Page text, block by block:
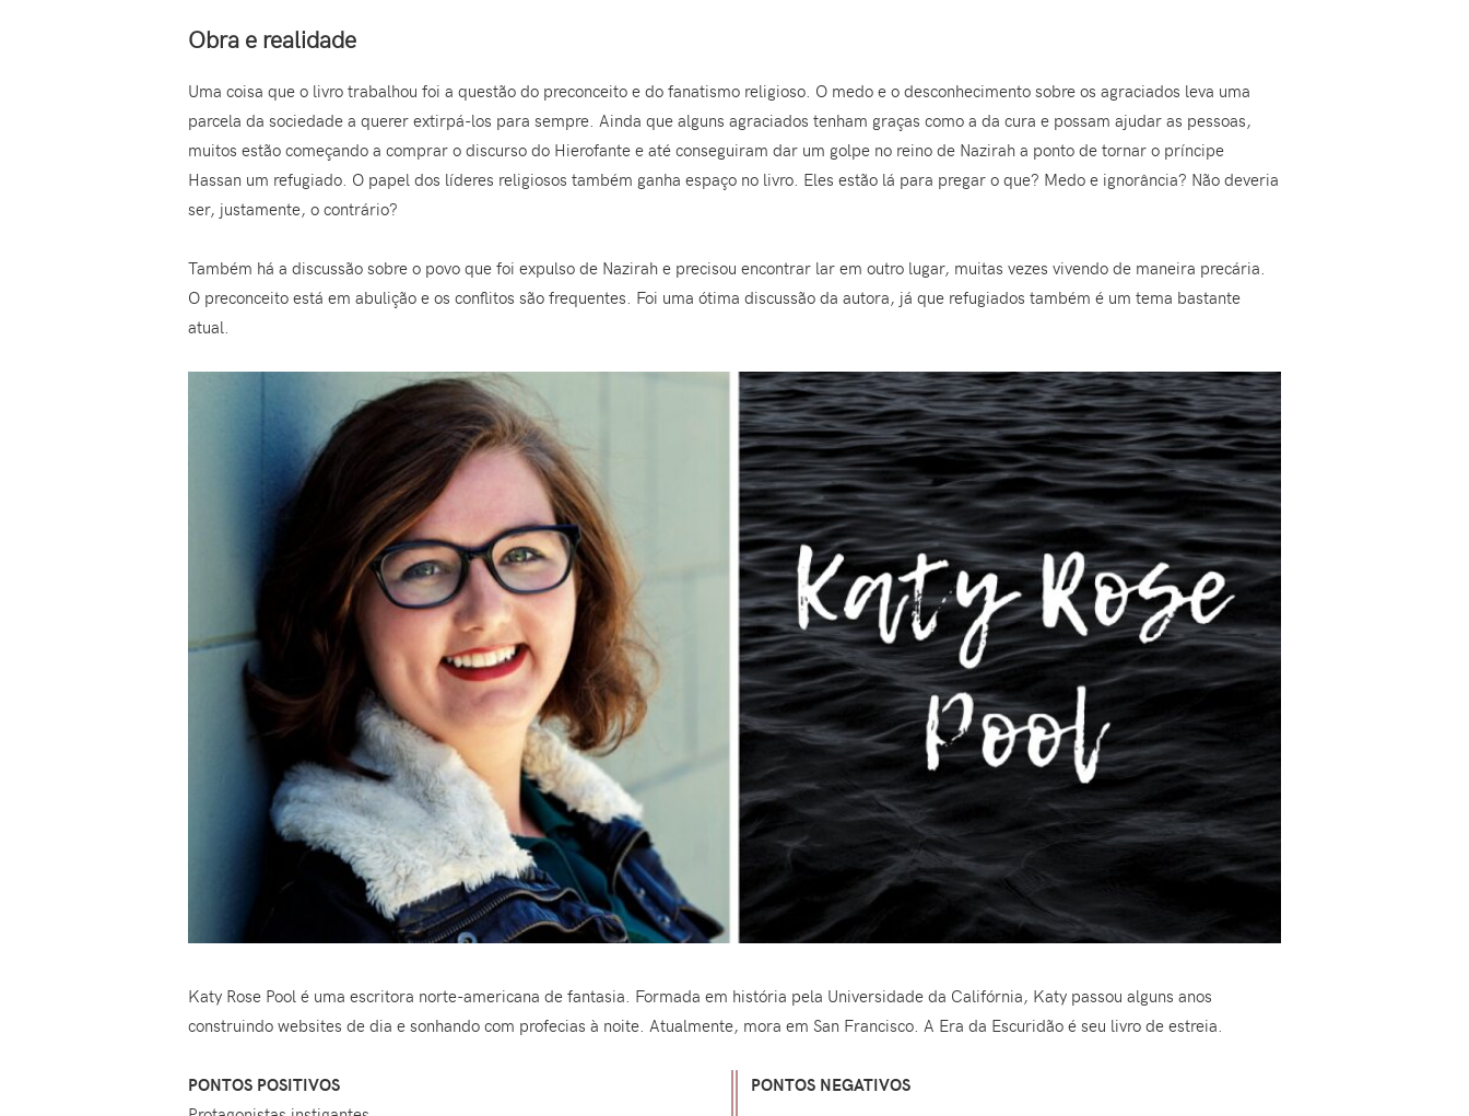
Obra e realidade
Uma coisa que o livro trabalhou foi a questão do preconceito e do fanatismo religioso. O medo e o desconhecimento sobre os agraciados leva uma
parcela da sociedade a querer extirpá-los para sempre. Ainda que alguns agraciados tenham graças como a da cura e possam ajudar as pessoas,
muitos estão começando a comprar o discurso do Hierofante e até conseguiram dar um golpe no reino de Nazirah a ponto de tornar o príncipe
Hassan um refugiado. O papel dos líderes religiosos também ganha espaço no livro. Eles estão lá para pregar o que? Medo e ignorância? Não deveria
ser, justamente, o contrário?
Também há a discussão sobre o povo que foi expulso de Nazirah e precisou encontrar lar em outro lugar, muitas vezes vivendo de maneira precária.
O preconceito está em abulição e os conflitos são frequentes. Foi uma ótima discussão da autora, já que refugiados também é um tema bastante
atual.
Katy Rose Pool é uma escritora norte-americana de fantasia. Formada em história pela Universidade da Califórnia, Katy passou alguns anos
construindo websites de dia e sonhando com profecias à noite. Atualmente, mora em San Francisco. A Era da Escuridão é seu livro de estreia.
PONTOS POSITIVOS
PONTOS NEGATIVOS